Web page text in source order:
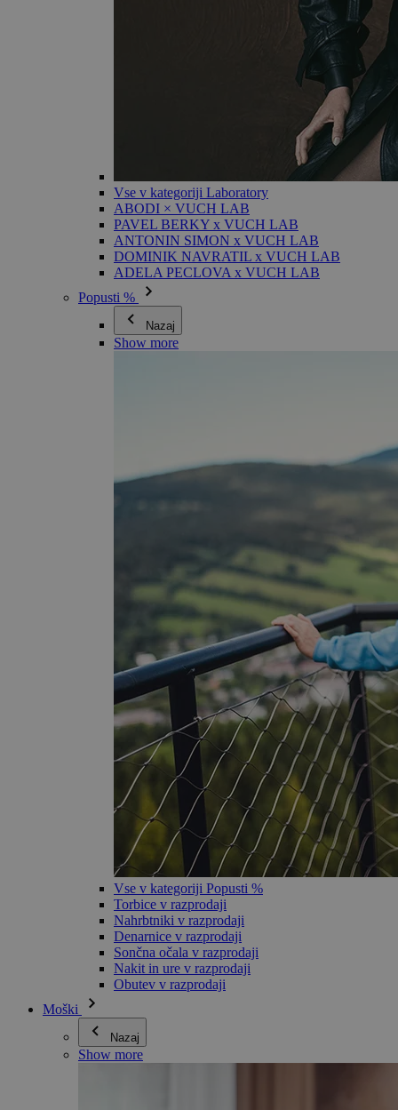
Vse v kategoriji Laboratory
ABODI × VUCH LAB
PAVEL BERKY x VUCH LAB
ANTONIN SIMON x VUCH LAB
DOMINIK NAVRATIL x VUCH LAB
ADELA PECLOVA x VUCH LAB
Popusti %
Nazaj
Show more
Vse v kategoriji Popusti %
Torbice v razprodaji
Nahrbtniki v razprodaji
Denarnice v razprodaji
Sončna očala v razprodaji
Nakit in ure v razprodaji
Obutev v razprodaji
Moški
Nazaj
Show more